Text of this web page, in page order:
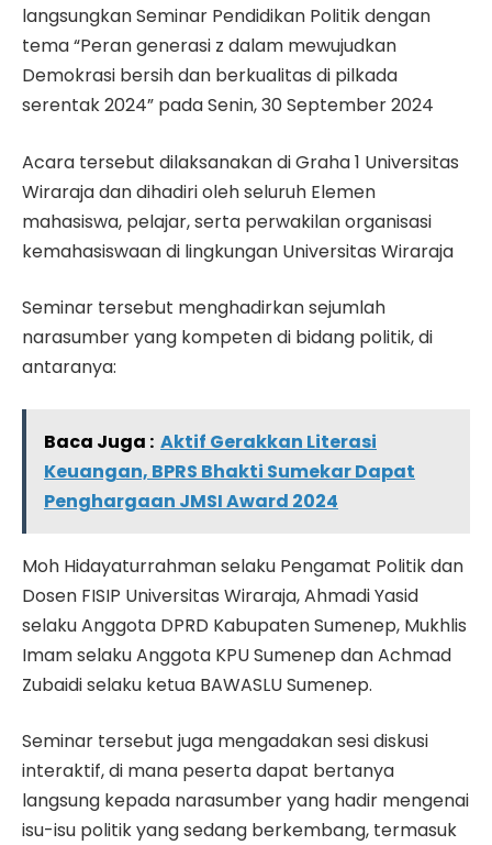
langsungkan Seminar Pendidikan Politik dengan
tema “Peran generasi z dalam mewujudkan
Demokrasi bersih dan berkualitas di pilkada
serentak 2024” pada Senin, 30 September 2024
Acara tersebut dilaksanakan di Graha 1 Universitas
Wiraraja dan dihadiri oleh seluruh Elemen
mahasiswa, pelajar, serta perwakilan organisasi
kemahasiswaan di lingkungan Universitas Wiraraja
Seminar tersebut menghadirkan sejumlah
narasumber yang kompeten di bidang politik, di
antaranya:
Baca Juga : Aktif Gerakkan Literasi
Keuangan, BPRS Bhakti Sumekar Dapat
Penghargaan JMSI Award 2024
Moh Hidayaturrahman selaku Pengamat Politik dan
Dosen FISIP Universitas Wiraraja, Ahmadi Yasid
selaku Anggota DPRD Kabupaten Sumenep, Mukhlis
Imam selaku Anggota KPU Sumenep dan Achmad
Zubaidi selaku ketua BAWASLU Sumenep.
Seminar tersebut juga mengadakan sesi diskusi
interaktif, di mana peserta dapat bertanya
langsung kepada narasumber yang hadir mengenai
isu-isu politik yang sedang berkembang, termasuk